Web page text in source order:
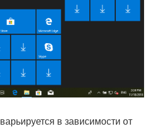
в зависимости от